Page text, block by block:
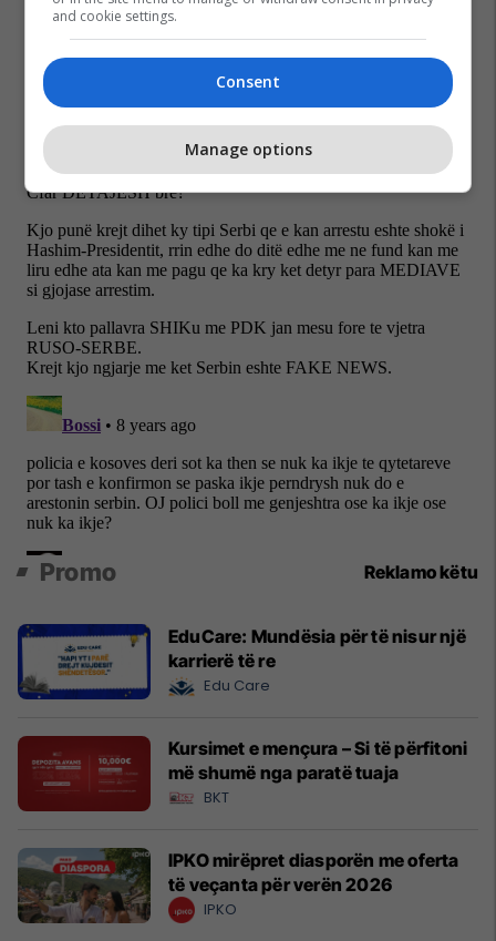
Promo Reklamo këtu
EduCare: Mundësia për të nisur një
karrierë të re
Edu Care
Kursimet e mençura – Si të përfitoni
më shumë nga paratë tuaja
BKT
IPKO mirëpret diasporën me oferta
të veçanta për verën 2026
IPKO
and cookie settings.
Consent
Manage options